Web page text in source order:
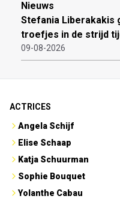
Nieuws
Stefania Liberakakis
troefjes in de strijd
09-08-2026
ACTRICES
Angela Schijf
Elise Schaap
Katja Schuurman
Sophie Bouquet
Yolanthe Cabau